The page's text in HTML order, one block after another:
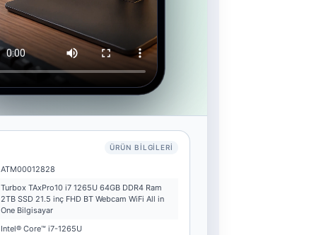
ÜRÜN BILGILERI
ATM00012828
Turbox TAxPro10 i7 1265U 64GB DDR4 Ram
2TB SSD 21.5 inç FHD BT Webcam WiFi All in
One Bilgisayar
Intel® Core™ i7-1265U